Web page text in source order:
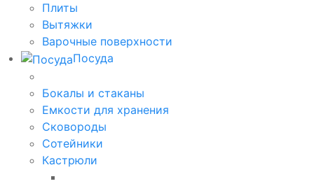
Плиты
Вытяжки
Варочные поверхности
Посуда
Бокалы и стаканы
Емкости для хранения
Сковороды
Сотейники
Кастрюли